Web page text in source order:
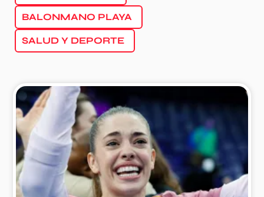
BALONMANO PLAYA
SALUD Y DEPORTE